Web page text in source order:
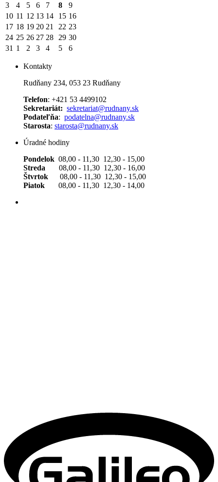
3
4 5 6 7 8
9
10 11 12 13 14 15 16
17 18 19 20 21 22 23
24 25 26 27 28 29 30
31 1 2 3 4 5 6
Kontakty
Rudňany 234, 053 23 Rudňany
Telefon: +421 53 4499102
Sekretariát: sekretariat@rudnany.sk
Podateľňa: podatelna@rudnany.sk
Starosta: starosta@rudnany.sk
Úradné hodiny
Pondelok 08,00 - 11,30 12,30 - 15,00
Streda 08,00 - 11,30 12,30 - 16,00
Štvrtok 08,00 - 11,30 12,30 - 15,00
Piatok 08,00 - 11,30 12,30 - 14,00